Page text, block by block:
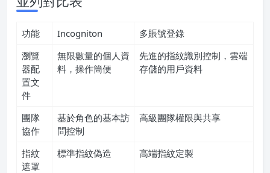
功能 Incogniton
多賬號登錄
瀏覽
器配
置文
件
無限數量的個人資
料，操作簡便
先進的指紋識別控制，雲端
存儲的用戶資料
團隊
協作
基於角色的基本訪
問控制
高級團隊權限與共享
指紋
遮罩
標準指紋偽造 高端指紋定製